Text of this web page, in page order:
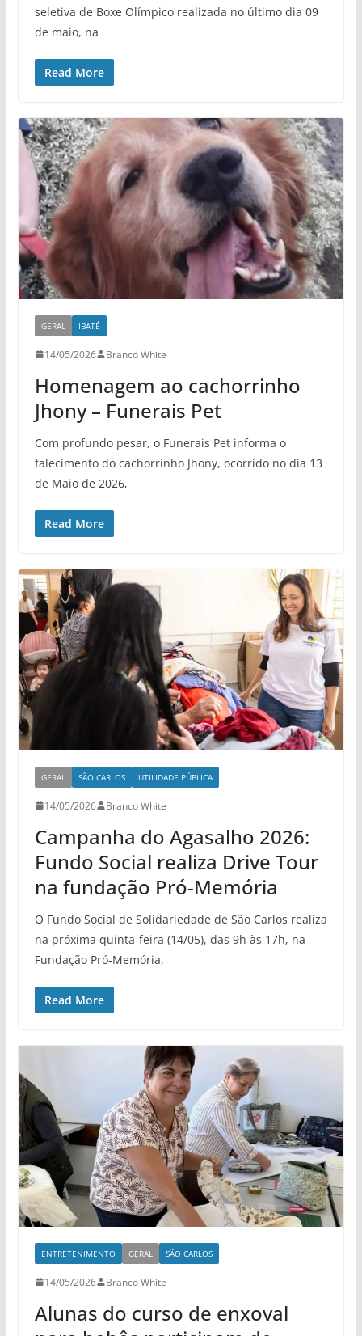
seletiva de Boxe Olímpico realizada no último dia 09
de maio, na
Read More
GERAL IBATÉ
14/05/2026 Branco White
Homenagem ao cachorrinho
Jhony – Funerais Pet
Com profundo pesar, o Funerais Pet informa o
falecimento do cachorrinho Jhony, ocorrido no dia 13
de Maio de 2026,
Read More
GERAL SÃO CARLOS UTILIDADE PÚBLICA
14/05/2026 Branco White
Campanha do Agasalho 2026:
Fundo Social realiza Drive Tour
na fundação Pró-Memória
O Fundo Social de Solidariedade de São Carlos realiza
na próxima quinta-feira (14/05), das 9h às 17h, na
Fundação Pró-Memória,
Read More
ENTRETENIMENTO GERAL SÃO CARLOS
14/05/2026 Branco White
Alunas do curso de enxoval